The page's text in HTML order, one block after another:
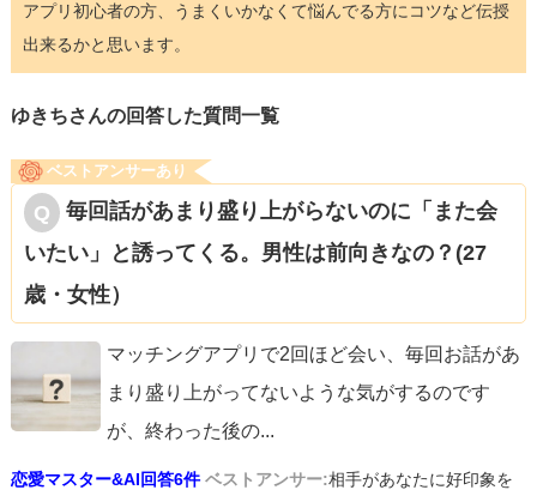
アプリ初心者の方、うまくいかなくて悩んでる方にコツなど伝授
出来るかと思います。
ゆきちさんの回答した質問一覧
ベストアンサーあり
毎回話があまり盛り上がらないのに「また会
いたい」と誘ってくる。男性は前向きなの？(27
歳・女性）
マッチングアプリで2回ほど会い、毎回お話があ
まり盛り上がってないような気がするのです
が、終わった後の...
恋愛マスター&AI回答6件 ベストアンサー:相手があなたに好印象を